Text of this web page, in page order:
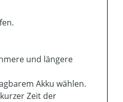
und längere
Akku wählen.
Zeit der